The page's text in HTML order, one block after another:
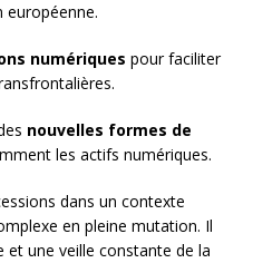
européenne.
numériques pour faciliter
nouvelles formes de
les actifs numériques.
dans un contexte
en pleine mutation. Il
et une veille constante de la